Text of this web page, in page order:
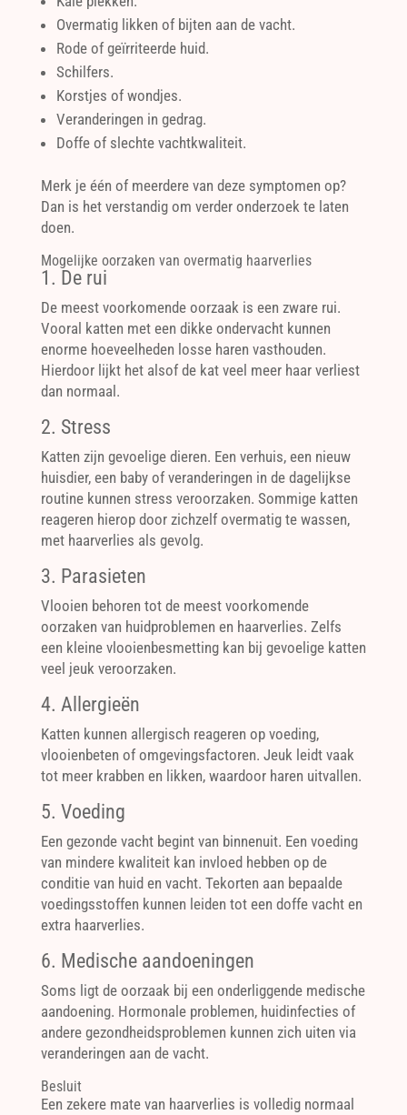
Overmatig likken of bijten aan de vacht.
Rode of geïrriteerde huid.
Schilfers.
Korstjes of wondjes.
Veranderingen in gedrag.
Doffe of slechte vachtkwaliteit.
Merk je één of meerdere van deze symptomen op?
Dan is het verstandig om verder onderzoek te laten
doen.
Mogelijke oorzaken van overmatig haarverlies
1. De rui
De meest voorkomende oorzaak is een zware rui.
Vooral katten met een dikke ondervacht kunnen
enorme hoeveelheden losse haren vasthouden.
Hierdoor lijkt het alsof de kat veel meer haar verliest
dan normaal.
2. Stress
Katten zijn gevoelige dieren. Een verhuis, een nieuw
huisdier, een baby of veranderingen in de dagelijkse
routine kunnen stress veroorzaken. Sommige katten
reageren hierop door zichzelf overmatig te wassen,
met haarverlies als gevolg.
3. Parasieten
Vlooien behoren tot de meest voorkomende
oorzaken van huidproblemen en haarverlies. Zelfs
een kleine vlooienbesmetting kan bij gevoelige katten
veel jeuk veroorzaken.
4. Allergieën
Katten kunnen allergisch reageren op voeding,
vlooienbeten of omgevingsfactoren. Jeuk leidt vaak
tot meer krabben en likken, waardoor haren uitvallen.
5. Voeding
Een gezonde vacht begint van binnenuit. Een voeding
van mindere kwaliteit kan invloed hebben op de
conditie van huid en vacht. Tekorten aan bepaalde
voedingsstoffen kunnen leiden tot een doffe vacht en
extra haarverlies.
6. Medische aandoeningen
Soms ligt de oorzaak bij een onderliggende medische
aandoening. Hormonale problemen, huidinfecties of
andere gezondheidsproblemen kunnen zich uiten via
veranderingen aan de vacht.
Besluit
Een zekere mate van haarverlies is volledig normaal